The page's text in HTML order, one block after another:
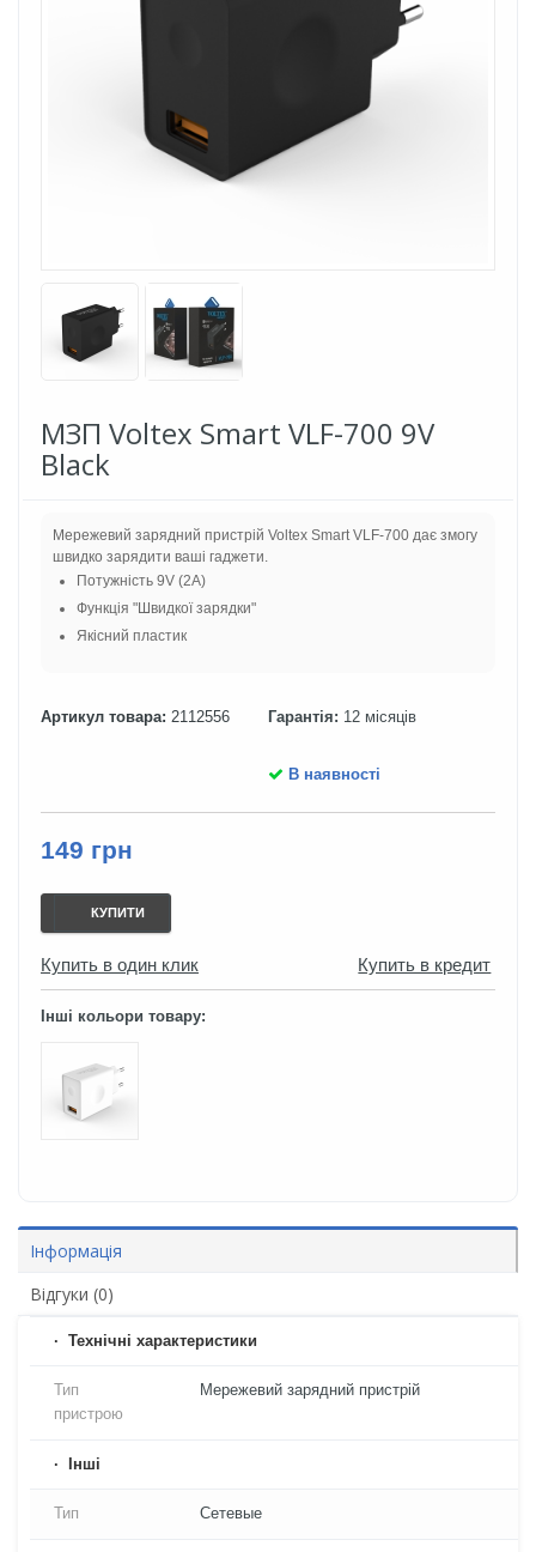
МЗП Voltex Smart VLF-700 9V
Black
Мережевий зарядний пристрій Voltex Smart VLF-700 дає змогу
швидко зарядити ваші гаджети.
Потужність 9V (2A)
Функція "Швидкої зарядки"
Якісний пластик
Артикул товара: 2112556 Гарантія: 12 місяців
В наявності
149 грн
КУПИТИ
Купить в один клик Купить в кредит
Інші кольори товару:
Інформація
Відгуки (0)
Технічні характеристики
Тип
пристрою
Мережевий зарядний пристрій
Iнші
Тип Сетевые